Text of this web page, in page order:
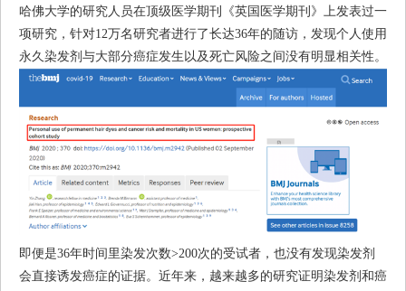
哈佛大学的研究人员在顶级医学期刊《英国医学期刊》上发表过一
项研究，针对12万名研究者进行了长达36年的随访，发现个人使用
永久染发剂与大部分癌症发生以及死亡风险之间没有明显相关性。
即便是36年时间里染发次数>200次的受试者，也没有发现染发剂
会直接诱发癌症的证据。近年来，越来越多的研究证明染发剂和癌